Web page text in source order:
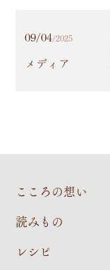
09/04/2025
メディア
こころの想い
読みもの
レシピ